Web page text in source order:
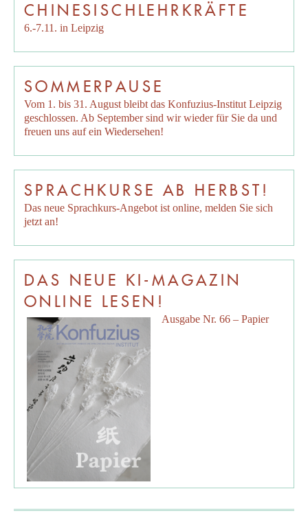
CHINESISCHLEHRKRÄFTE
6.-7.11. in Leipzig
SOMMERPAUSE
Vom 1. bis 31. August bleibt das Konfuzius-Institut Leipzig
geschlossen. Ab September sind wir wieder für Sie da und
freuen uns auf ein Wiedersehen!
SPRACHKURSE AB HERBST!
Das neue Sprachkurs-Angebot ist online, melden Sie sich
jetzt an!
DAS NEUE KI-MAGAZIN
ONLINE LESEN!
Ausgabe Nr. 66 – Papier